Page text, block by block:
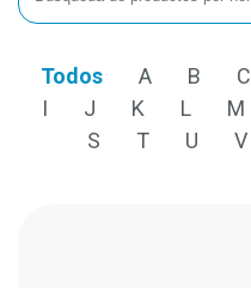
Todos A B C
I
J K L M
S
T U V